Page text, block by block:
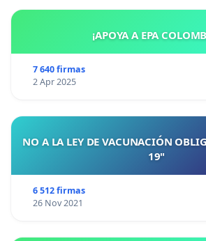
¡APOYA A EPA
7 640 firmas
2 Apr 2025
NO A LA LEY DE VACUNACIÓN
19"
6 512 firmas
26 Nov 2021